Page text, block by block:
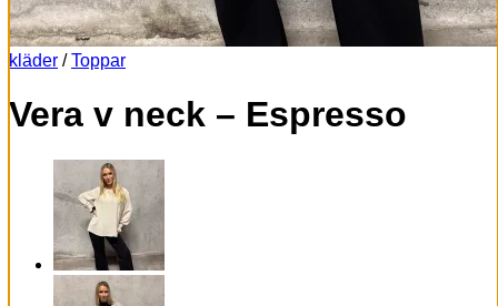
kläder / Toppar
Vera v neck – Espresso